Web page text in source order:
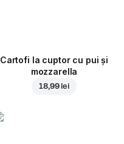
Cartofi la cuptor cu pui și
mozzarella
18,99 lei